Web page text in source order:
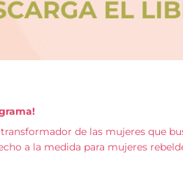
de las mujeres que
a la medida para mujeres